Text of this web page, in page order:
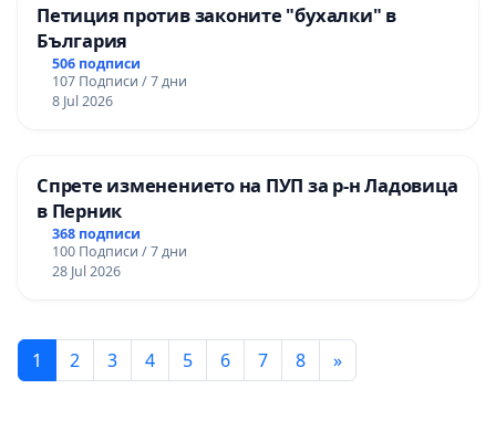
Петиция против законите "бухалки" в
България
506 подписи
107 Подписи / 7 дни
8 Jul 2026
Спрете изменението на ПУП за р-н Ладовица
в Перник
368 подписи
100 Подписи / 7 дни
28 Jul 2026
1 2 3 4 5 6 7 8 »